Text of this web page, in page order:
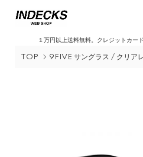
１万円以上送料無料。クレジットカ
TOP 9FIVE サングラス / クリア